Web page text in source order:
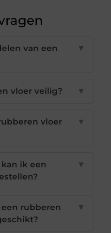
van een
▼
vloer veilig? ▼
vloer
▼
ik een
▼
rubberen
▼